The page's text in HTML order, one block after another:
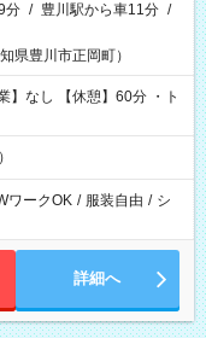
分 / 豊川駅から車11分 /
県豊川市正岡町）
ワークOK / 服装自由 / シ
詳細へ